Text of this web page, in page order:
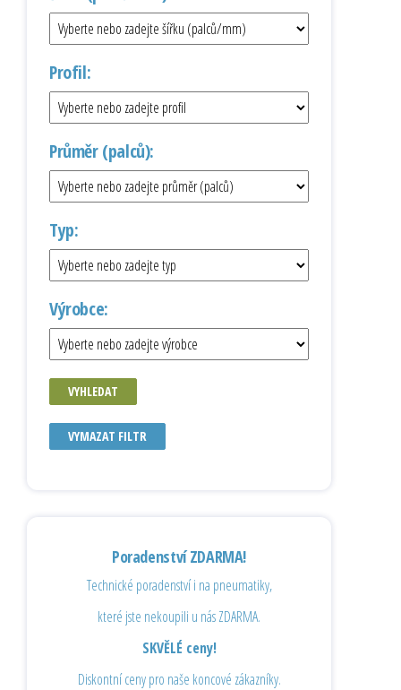
Profil:
Průměr (palců):
Typ:
Výrobce:
VYHLEDAT
VYMAZAT FILTR
Poradenství ZDARMA!
Technické poradenství i na pneumatiky,
které jste nekoupili u nás ZDARMA.
SKVĚLÉ ceny!
Diskontní ceny pro naše koncové zákazníky.